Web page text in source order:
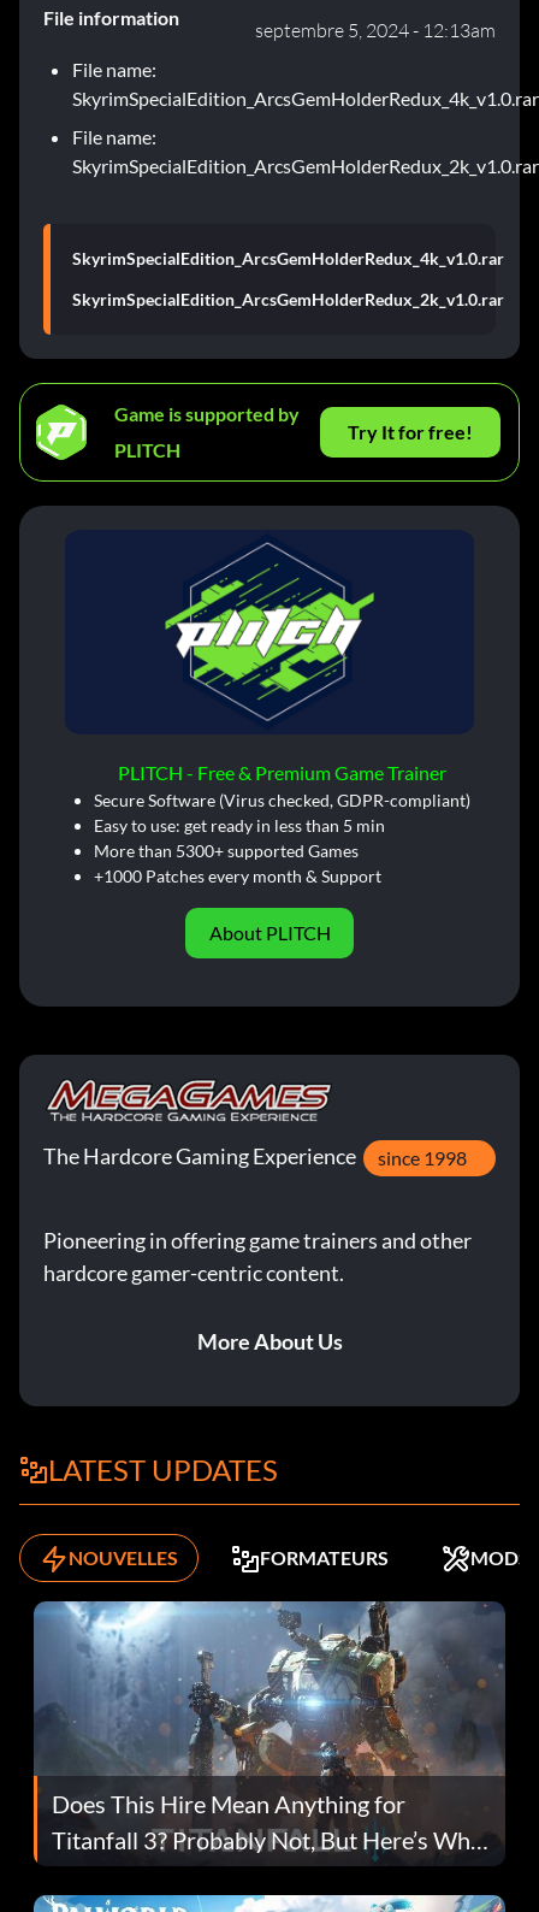
File information
septembre 5, 2024 - 12:13am
File name:
SkyrimSpecialEdition_ArcsGemHolderRedux_4k_v1.0.rar
File name:
SkyrimSpecialEdition_ArcsGemHolderRedux_2k_v1.0.rar
SkyrimSpecialEdition_ArcsGemHolderRedux_4k_v1.0.rar
SkyrimSpecialEdition_ArcsGemHolderRedux_2k_v1.0.rar
Game is supported by
PLITCH
Try It for free!
PLITCH - Free & Premium Game Trainer
Secure Software (Virus checked, GDPR-compliant)
Easy to use: get ready in less than 5 min
More than 5300+ supported Games
+1000 Patches every month & Support
About PLITCH
The Hardcore Gaming Experience since 1998
Pioneering in offering game trainers and other
hardcore gamer-centric content.
More About Us
LATEST UPDATES
NOUVELLES FORMATEURS MODS
Does This Hire Mean Anything for
Titanfall 3? Probably Not, But Here’s Why
Fans Are Hopeful